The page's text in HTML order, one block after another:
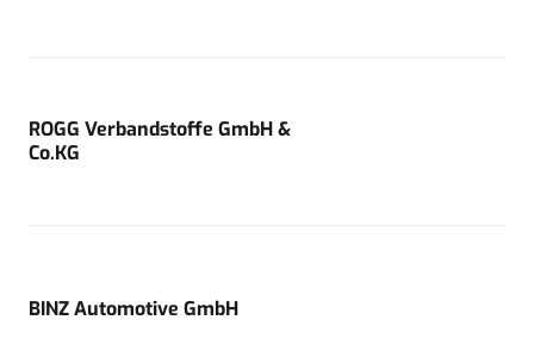
ROGG Verbandstoffe GmbH &
Co.KG
BINZ Automotive GmbH